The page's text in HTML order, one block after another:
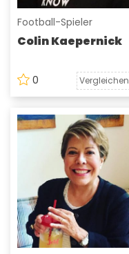
Football-Spieler
Colin Kaepernick
0 Vergleichen